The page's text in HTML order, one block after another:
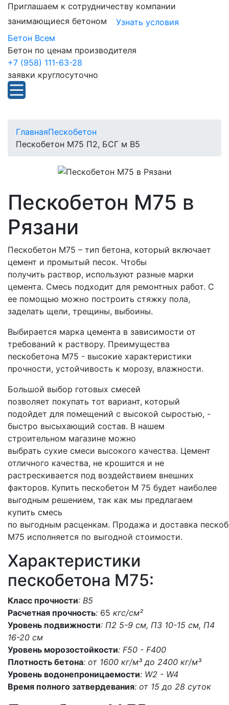
Приглашаем к сотрудничеству компании
занимающиеся бетоном
Узнать условия
Бетон Всем
Бетон по ценам производителя
+7 (958) 111-63-28
заявки круглосуточно
ГлавнаяПескобетон
Пескобетон М75 П2, БСГ м В5
Пескобетон М75 в
Рязани
Пескобетон М75 – тип бетона, который включает
цемент и промытый песок. Чтобы
получить раствор, используют разные марки
цемента. Смесь подходит для ремонтных работ. С
ее помощью можно построить стяжку пола,
заделать щели, трещины, выбоины.
Выбирается марка цемента в зависимости от
требований к раствору. Преимущества
пескобетона М75 - высокие характеристики
прочности, устойчивость к морозу, влажности.
Большой выбор готовых смесей
позволяет покупать тот вариант, который
подойдет для помещений с высокой сыростью, -
быстро высыхающий состав. В нашем
строительном магазине можно
выбрать сухие смеси высокого качества. Цемент
отличного качества, не крошится и не
растрескивается под воздействием внешних
факторов. Купить пескобетон М 75 будет наиболее
выгодным решением, так как мы предлагаем
купить смесь
по выгодным расценкам. Продажа и доставка
M75 исполняется по выгодной стоимости.
Характеристики
пескобетона M75:
Класс прочности: В5
Расчетная прочность: 65 кгс/см²
Уровень подвижности: П2 5-9 см, П3 10-15 см, П4
16-20 см
Уровень морозостойкости: F50 - F400
Плотность бетона: от 1600 кг/м³ до 2400 кг/м³
Уровень водонепроницаемости: W2 - W4
Время полного затвердевания: от 15 до 28 суток